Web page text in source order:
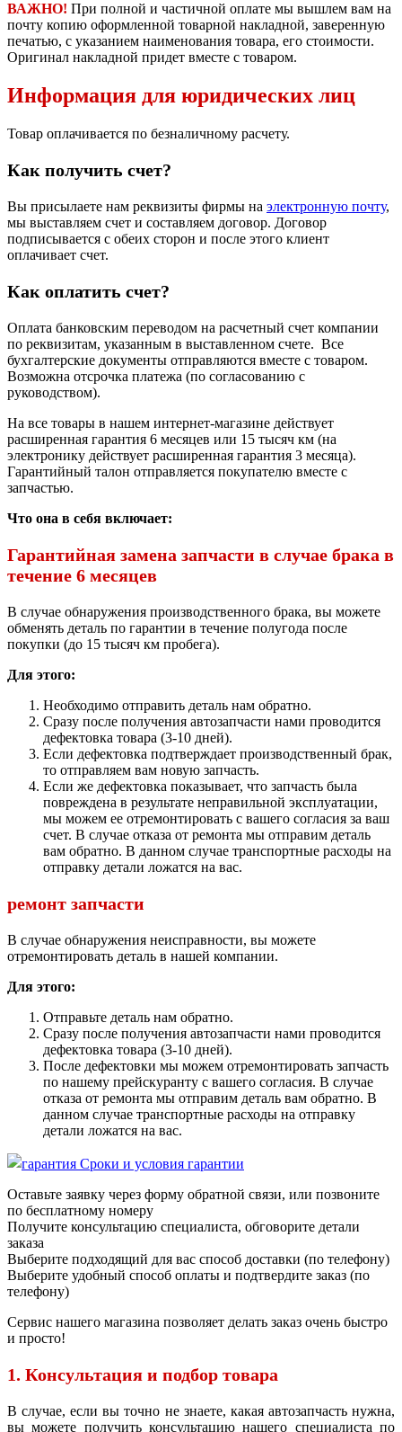
ВАЖНО! При полной и частичной оплате мы вышлем вам на
почту копию оформленной товарной накладной, заверенную
печатью, с указанием наименования товара, его стоимости.
Оригинал накладной придет вместе с товаром.
Информация для юридических лиц
Товар оплачивается по безналичному расчету.
Как получить счет?
Вы присылаете нам реквизиты фирмы на электронную почту,
мы выставляем счет и составляем договор. Договор
подписывается с обеих сторон и после этого клиент
оплачивает счет.
Как оплатить счет?
Оплата банковским переводом на расчетный счет компании
по реквизитам, указанным в выставленном счете. Все
бухгалтерские документы отправляются вместе с товаром.
Возможна отсрочка платежа (по согласованию с
руководством).
На все товары в нашем интернет-магазине действует
расширенная гарантия 6 месяцев или 15 тысяч км (на
электронику действует расширенная гарантия 3 месяца).
Гарантийный талон отправляется покупателю вместе с
запчастью.
Что она в себя включает:
Гарантийная замена запчасти в случае брака в
течение 6 месяцев
В случае обнаружения производственного брака, вы можете
обменять деталь по гарантии в течение полугода после
покупки (до 15 тысяч км пробега).
Для этого:
Необходимо отправить деталь нам обратно.
Сразу после получения автозапчасти нами проводится
дефектовка товара (3-10 дней).
Если дефектовка подтверждает производственный брак,
то отправляем вам новую запчасть.
Если же дефектовка показывает, что запчасть была
повреждена в результате неправильной эксплуатации,
мы можем ее отремонтировать с вашего согласия за ваш
счет. В случае отказа от ремонта мы отправим деталь
вам обратно. В данном случае транспортные расходы на
отправку детали ложатся на вас.
ремонт запчасти
В случае обнаружения неисправности, вы можете
отремонтировать деталь в нашей компании.
Для этого:
Отправьте деталь нам обратно.
Сразу после получения автозапчасти нами проводится
дефектовка товара (3-10 дней).
После дефектовки мы можем отремонтировать запчасть
по нашему прейскуранту с вашего согласия. В случае
отказа от ремонта мы отправим деталь вам обратно. В
данном случае транспортные расходы на отправку
детали ложатся на вас.
Сроки и условия гарантии
Оставьте заявку через форму обратной связи, или позвоните
по бесплатному номеру
Получите консультацию специалиста, обговорите детали
заказа
Выберите подходящий для вас способ доставки (по телефону)
Выберите удобный способ оплаты и подтвердите заказ (по
телефону)
Сервис нашего магазина позволяет делать заказ очень быстро
и просто!
1. Консультация и подбор товара
В случае, если вы точно не знаете, какая автозапчасть нужна,
вы можете получить консультацию нашего специалиста по